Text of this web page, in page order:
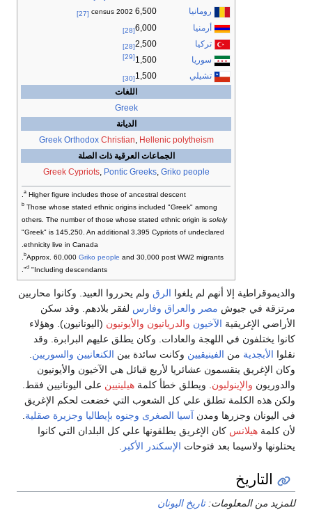
رومانيا 6,500
2002 census
[27]
أرمنيا 6,000
[28]
تركيا 2,500
[28]
سوريا 1,500
[29]
تشيلي 1,500
[30]
اللغات
Greek
الديانة
Greek Orthodox Christian, Hellenic polytheism
الجماعات العرقية ذات الصلة
Greek Cypriots, Pontic Greeks, Griko people
a Higher figure includes those of ancestral descent.
b Those whose stated ethnic origins included "Greek" among
others. The number of those whose stated ethnic origin is solely
"Greek" is 145,250. An additional 3,395 Cypriots of undeclared
ethnicity live in Canada.
bApprox. 60,000 Griko people and 30,000 post WW2 migrants.
d "Including descendants".
والديموقراطية إلا أنهم لم يلغوا الرق ولم يحرروا العبيد. وكانوا محاربين
مرتزقة في جيوش مصر والعراق وفارس لفقر بلادهم. وقد سكن
الأراضي الإغريقية الآخيون والدريانيون والأيونيون (اليونانيون). وهؤلاء
كانوا يختلفون في اللهجة والعادات. وكان يطلق عليهم البرابرة. وقد
نقلوا الأبجدية من الفينيقيين وكانت سائدة بين الكنعانيين والسوريين
وكان الإغريق ينقسمون عشائريا لأربع قبائل هي الآخيون والأيونيون
والدوريون والإينوليون . ويطلق خطأ كلمة هيلينيين على اليونانيين فقط.
ولكن هذه الكلمة تطلق علي كل الشعوب التي خضعت لحكم الإغريق
في اليونان وجزرها ومدن آسيا الصغرى وجنوه بإيطاليا وجزيرة صقلية
لأن كلمة هيلانس كان الإغريق يطلقونها علي كل البلدان التي كانوا
يحتلونها ولاسيما بعد فتوحات الإسكندر الأكبر
التاريخ
للمزيد من المعلومات:تاريخ اليونان